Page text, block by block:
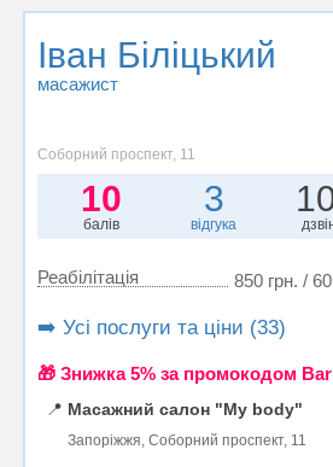
Іван Біліцький
масажист
Соборний проспект, 11
10
балів
3
відгука
Реабілітація 850 грн. /
➡️ Усі послуги та ціни (33)
🎁 Знижка 5% за промокодом
📍 Масажний салон "My body"
Запоріжжя, Соборний проспект, 11